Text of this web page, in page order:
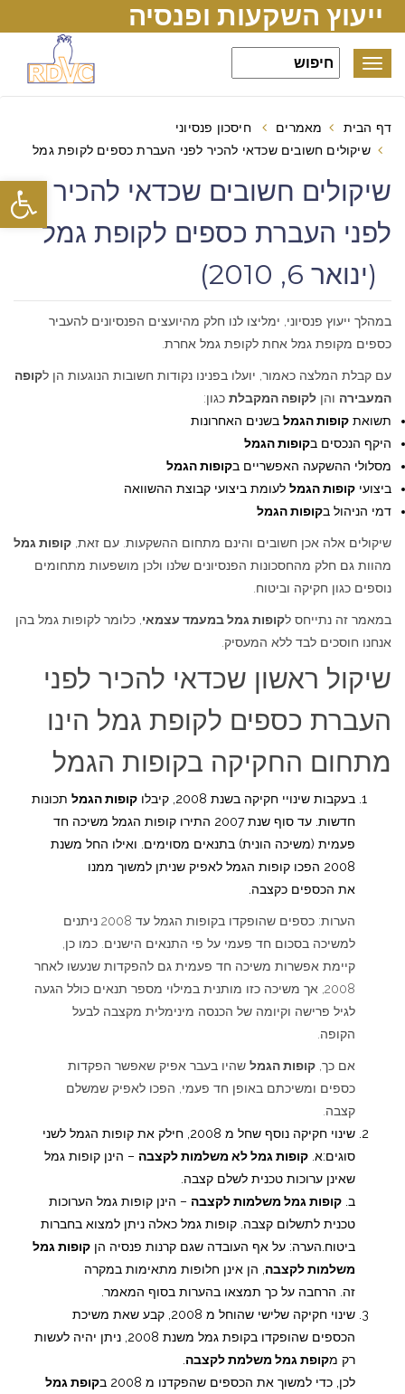
פתח
ייעוץ השקעות ופנסיה
Toggle
דף הבית מאמרים
חיסכון פנסיוני
שיקולים חשובים שכדאי להכיר לפני העברת כספים לקופת גמל
שיקולים חשובים שכדאי להכיר
לפני העברת כספים לקופת גמל
(ינואר 6, 2010)
במהלך ייעוץ פנסיוני, ימליצו לנו חלק מהיועצים הפנסיונים להעביר
כספים מקופת גמל אחת לקופת גמל אחרת.
עם קבלת המלצה כאמור, יועלו בפנינו נקודות חשובות הנוגעות הן לקופה
המעבירה והן לקופה המקבלת כגון:
תשואת קופות הגמל בשנים האחרונות
היקף הנכסים בקופות הגמל
מסלולי ההשקעה האפשריים בקופות הגמל
ביצועי קופות הגמל לעומת ביצועי קבוצת ההשוואה
דמי הניהול בקופות הגמל
שיקולים אלה אכן חשובים והינם מתחום ההשקעות. עם זאת, קופות גמל
מהוות גם חלק מהחסכונות הפנסיונים שלנו ולכן מושפעות מתחומים
נוספים כגון חקיקה וביטוח.
במאמר זה נתייחס לקופות גמל במעמד עצמאי , כלומר לקופות גמל בהן
אנחנו חוסכים לבד ללא המעסיק.
שיקול ראשון שכדאי להכיר לפני
העברת כספים לקופת גמל הינו
מתחום החקיקה בקופות הגמל
בעקבות שינויי חקיקה בשנת 2008, קיבלו קופות הגמל תכונות
חדשות. עד סוף שנת 2007 התירו קופות הגמל משיכה חד
פעמית (משיכה הונית) בתנאים מסוימים. ואילו החל משנת
2008 הפכו קופות הגמל לאפיק שניתן למשוך ממנו
את הכספים כקצבה.
הערות: כספים שהופקדו בקופות הגמל עד 2008 ניתנים
למשיכה בסכום חד פעמי על פי התנאים הישנים. כמו כן,
קיימת אפשרות משיכה חד פעמית גם להפקדות שנעשו לאחר
2008, אך משיכה כזו מותנית במילוי מספר תנאים כולל הגעה
לגיל פרישה וקיומה של הכנסה מינימלית מקצבה לבעל
הקופה.
אם כך, קופות הגמל שהיו בעבר אפיק שאפשר הפקדות
כספים ומשיכתם באופן חד פעמי, הפכו לאפיק שמשלם
קצבה.
שינוי חקיקה נוסף שחל מ 2008, חילק את קופות הגמל לשני
סוגים:א. קופות גמל לא משלמות לקצבה – הינן קופות גמל
שאינן ערוכות טכנית לשלם קצבה.
ב. קופות גמל משלמות לקצבה – הינן קופות גמל הערוכות
טכנית לתשלום קצבה. קופות גמל כאלה ניתן למצוא בחברות
ביטוח.הערה: על אף העובדה שגם קרנות פנסיה הן קופות גמל
משלמות לקצבה , הן אינן חלופות מתאימות במקרה
זה. הרחבה על כך תמצאו בהערות בסוף המאמר.
שינוי חקיקה שלישי שהוחל מ 2008, קבע שאת משיכת
הכספים שהופקדו בקופת גמל משנת 2008, ניתן יהיה לעשות
רק מקופת גמל משלמת לקצבה
לכן, כדי למשוך את הכספים שהפקדנו מ 2008 ב
קופת גמל